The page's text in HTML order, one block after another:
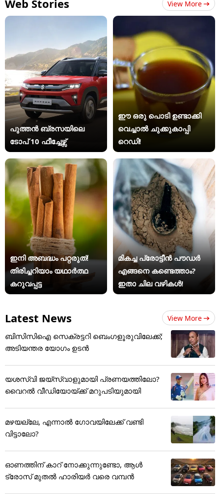
Web Stories View More
പുത്തൻ ബ്രസയിലെ
ടോപ് 10 ഫീച്ചേഴ്സ്
ഈ ഒരു പൊടി ഉണ്ടാക്കി
വെച്ചാൽ ചുക്കുകാപ്പി
റെഡി!
ഇനി അബദ്ധം പറ്റരുത്!
തിരിച്ചറിയാം യഥാര്‍ത്ഥ
കറുവപ്പട്ട
മികച്ച പ്രോട്ടീൻ പൗഡർ
എങ്ങനെ കണ്ടെത്താം?
ഇതാ ചില വഴികൾ!
Latest News View More
ബിസിസിഐ സെക്രട്ടറി ബെംഗളൂരുവിലേക്ക്;
അടിയന്തര യോഗം ഉടന്‍
യശസ്വി ജയ്‌സ്വാളുമായി പ്രണയത്തിലോ?
വൈറൽ വീഡിയോയ്ക്ക് മറുപടിയുമായി
മഴയല്ലേ, എന്നാൽ ഗോവയിലേക്ക് വണ്ടി
വിട്ടാലോ?
ഓണത്തിന് കാറ് നോക്കുന്നുണ്ടോ, ആൾ
ട്രോസ് മുതൽ ഹാരിയർ വരെ വമ്പൻ